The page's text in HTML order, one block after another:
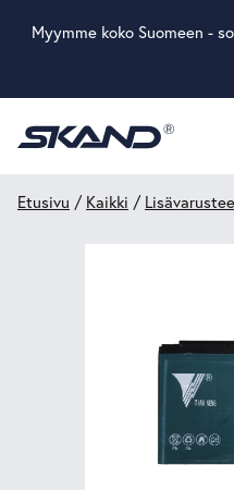
Myymme koko Suomeen -
Etusivu / Kaikki /